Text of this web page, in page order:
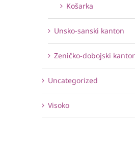
Košarka
Unsko-sanski kanton
Zeničko-dobojski
Uncategorized
Visoko